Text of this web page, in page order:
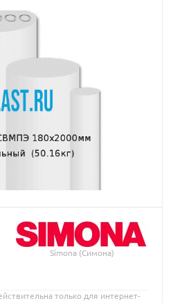
Simona (Симона)
только для интернет-